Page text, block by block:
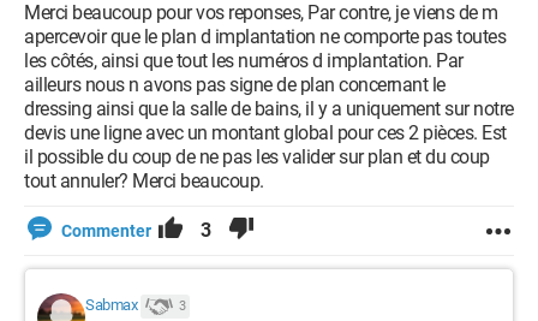
Merci beaucoup pour vos reponses, Par contre, je viens de m
apercevoir que le plan d implantation ne comporte pas toutes
les côtés, ainsi que tout les numéros d implantation. Par
ailleurs nous n avons pas signe de plan concernant le
dressing ainsi que la salle de bains, il y a uniquement sur notre
devis une ligne avec un montant global pour ces 2 pièces. Est
il possible du coup de ne pas les valider sur plan et du coup
tout annuler? Merci beaucoup.
Commenter 3
Sabmax 3